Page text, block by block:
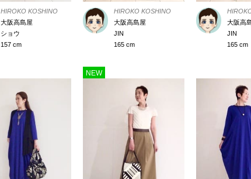
HIROKO KOSHINO
大阪高島屋
ショウ
157 cm
HIROKO KOSHINO
大阪高島屋
JIN
165 cm
大阪高
JIN
165 cm
NEW